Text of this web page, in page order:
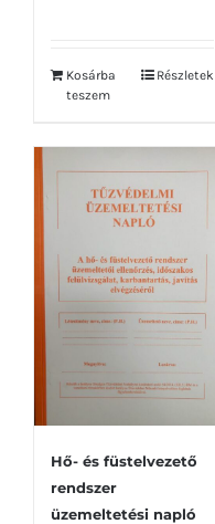
Kosárba
teszem
Részletek
Hő- és füstelvezető
rendszer
üzemeltetési napló